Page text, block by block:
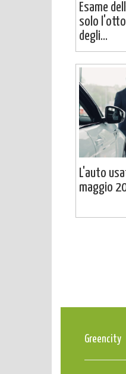
Esame
solo
degli...
L'auto
maggio
Greencity